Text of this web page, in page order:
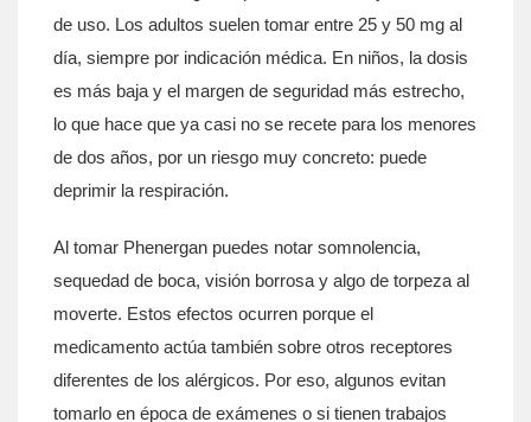
de uso. Los adultos suelen tomar entre 25 y 50 mg al
día, siempre por indicación médica. En niños, la dosis
es más baja y el margen de seguridad más estrecho,
lo que hace que ya casi no se recete para los menores
de dos años, por un riesgo muy concreto: puede
deprimir la respiración.
Al tomar Phenergan puedes notar somnolencia,
sequedad de boca, visión borrosa y algo de torpeza al
moverte. Estos efectos ocurren porque el
medicamento actúa también sobre otros receptores
diferentes de los alérgicos. Por eso, algunos evitan
tomarlo en época de exámenes o si tienen trabajos